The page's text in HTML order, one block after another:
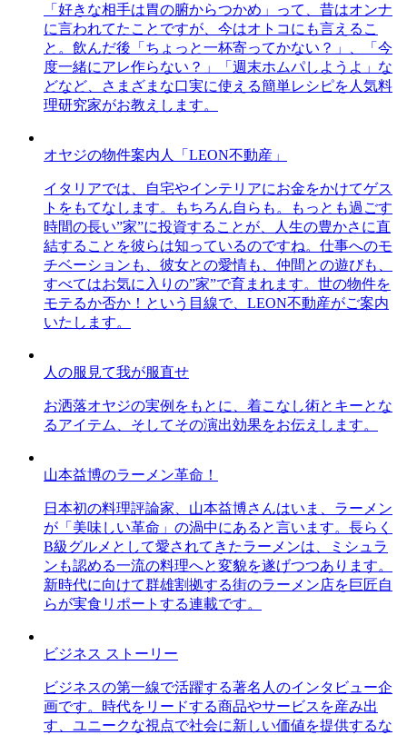
「好きな相手は胃の腑からつかめ」って、昔はオンナ
に言われてたことですが、今はオトコにも言えるこ
と。飲んだ後「ちょっと一杯寄ってかない？」、「今
度一緒にアレ作らない？」「週末ホムパしようよ」な
どなど、さまざまな口実に使える簡単レシピを人気料
理研究家がお教えします。
オヤジの物件案内人「LEON不動産」
イタリアでは、自宅やインテリアにお金をかけてゲス
トをもてなします。もちろん自らも。もっとも過ごす
時間の長い”家”に投資することが、人生の豊かさに直
結することを彼らは知っているのですね。仕事へのモ
チベーションも、彼女との愛情も、仲間との遊びも、
すべてはお気に入りの”家”で育まれます。世の物件を
モテるか否か！という目線で、LEON不動産がご案内
いたします。
人の服見て我が服直せ
お洒落オヤジの実例をもとに、着こなし術とキーとな
るアイテム、そしてその演出効果をお伝えします。
山本益博のラーメン革命！
日本初の料理評論家、山本益博さんはいま、ラーメン
が「美味しい革命」の渦中にあると言います。長らく
B級グルメとして愛されてきたラーメンは、ミシュラ
ンも認める一流の料理へと変貌を遂げつつあります。
新時代に向けて群雄割拠する街のラーメン店を巨匠自
らが実食リポートする連載です。
ビジネス ストーリー
ビジネスの第一線で活躍する著名人のインタビュー企
画です。時代をリードする商品やサービスを産み出
す、ユニークな視点で社会に新しい価値を提供するな